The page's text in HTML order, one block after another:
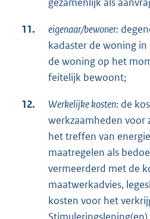
11. eigenaar/bewoner:
kadaster de woning
de woning op het
feitelijk bewoont;
12. Werkelijke kosten: de
werkzaamheden voor
het treffen van
maatregelen als
vermeerderd met de
maatwerkadvies,
kosten voor het